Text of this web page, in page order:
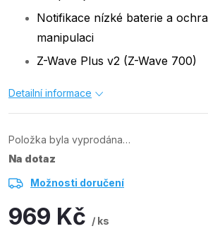
Notifikace nízké baterie a
manipulaci
Z-Wave Plus v2 (Z-Wave 700)
Detailní informace
Položka byla vyprodána…
Na dotaz
Možnosti doručení
969 Kč / ks